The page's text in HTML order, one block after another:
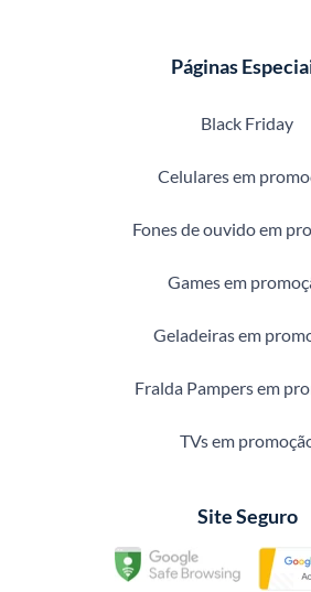
Páginas
Black Friday
Celulares em
Fones de ouvido em
Games em
Geladeiras em
Fralda Pampers em
TVs em
Site Seguro